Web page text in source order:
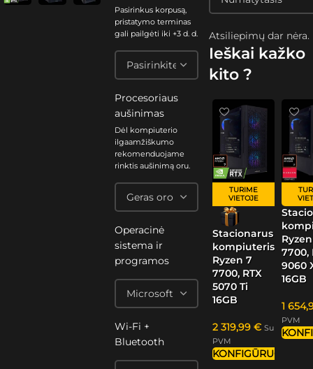
Pasirinkus korpusą,
pristatymo terminas
gali pailgėti iki +3 d. d.
Procesoriaus
aušinimas
Dėl kompiuterio
ilgaamžiškumo
rekomenduojame
rinktis aušinimą oru.
Operacinė
sistema ir
programos
Wi-Fi +
Bluetooth
Atsiliepimų dar nėra.
Ieškai kažko
kito ?
TURIME
VIETOJE
Stacionarus
kompiuteris
Ryzen 7
7700, RTX
5070 Ti
16GB
2 319,99 € Su
PVM
KONFIGŪRUOTI
7700,
9060
16GB
1
PVM